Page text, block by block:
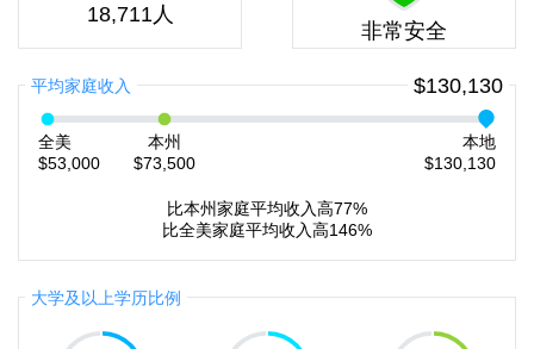
18,711人
非常安全
平均家庭收入 $130,130
全美
$53,000
本州
$73,500
本地
$130,130
比本州家庭平均收入高77%
比全美家庭平均收入高146%
大学及以上学历比例